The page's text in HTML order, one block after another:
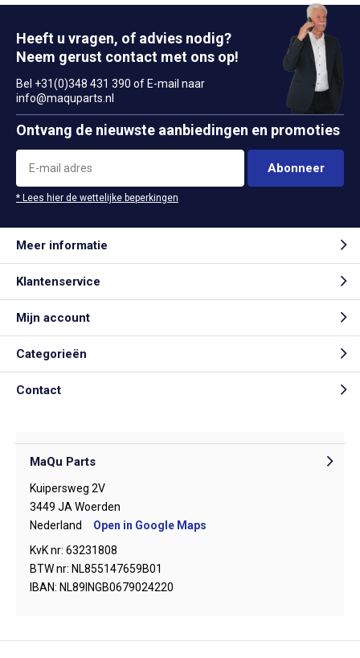
Heeft u vragen, of advies nodig?
Neem gerust contact met ons op!
Bel +31(0)348 431 390 of E-mail naar
info@maquparts.nl
Ontvang de nieuwste aanbiedingen en promoties
Abonneer
* Lees hier de wettelijke beperkingen
Meer informatie
Klantenservice
Mijn account
Categorieën
Contact
MaQu Parts
Kuipersweg 2V
3449 JA Woerden
Nederland
Open in Google Maps
KvK nr: 63231808
BTW nr: NL855147659B01
IBAN: NL89INGB0679024220